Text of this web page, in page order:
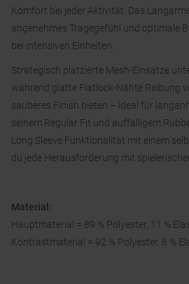
Komfort bei jeder Aktivität. Das
angenehmes Tragegefühl und optimale
bei intensiven Einheiten.
Strategisch platzierte Mesh-Einsätze
während glatte Flatlock-Nähte Reibung
sauberes Finish bieten – ideal für
seinem Regular Fit und auffälligem
Long Sleeve Funktionalität mit einem
du jede Herausforderung mit
Material:
Hauptmaterial = 89 % Polyester, 11 %
Kontrastmaterial = 92 % Polyester, 8 %